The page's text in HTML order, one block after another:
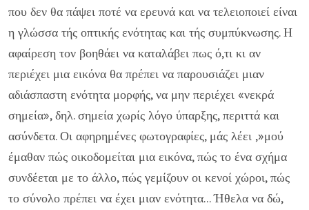
που δεν θα πάψει πο­τέ να ερευνά και να τελειοποιεί είναι
η γλώσσα τής οπτικής ενότητας και τής συμπύκνωσης. Η
αφαίρεση τον βοηθάει να καταλάβει πως ό,τι κι αν
περιέχει μια εικόνα θα πρέπει να παρουσιάζει μιαν
αδιάσπαστη ενότητα μορφής, να μην πε­ριέχει «νεκρά
σημεία», δηλ. σημεία χωρίς λόγο ύπαρξης, περιττά και
ασύνδε­τα. Οι αφηρημένες φωτογραφίες, μάς λέει ,»μού
έμαθαν πώς οικοδομείται μια εικόνα, πώς το ένα σχήμα
συνδέεται με το άλλο, πώς γεμίζουν οι κενοί χώροι, πώς
το σύνολο πρέπει να έχει μιαν ενό­τητα... Ήθελα να δώ,